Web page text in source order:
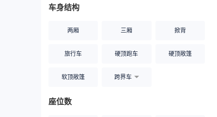
车身结构
两厢 三厢 掀背
旅行车 硬顶跑车 硬顶敞篷
软顶敞篷 跨界车
座位数